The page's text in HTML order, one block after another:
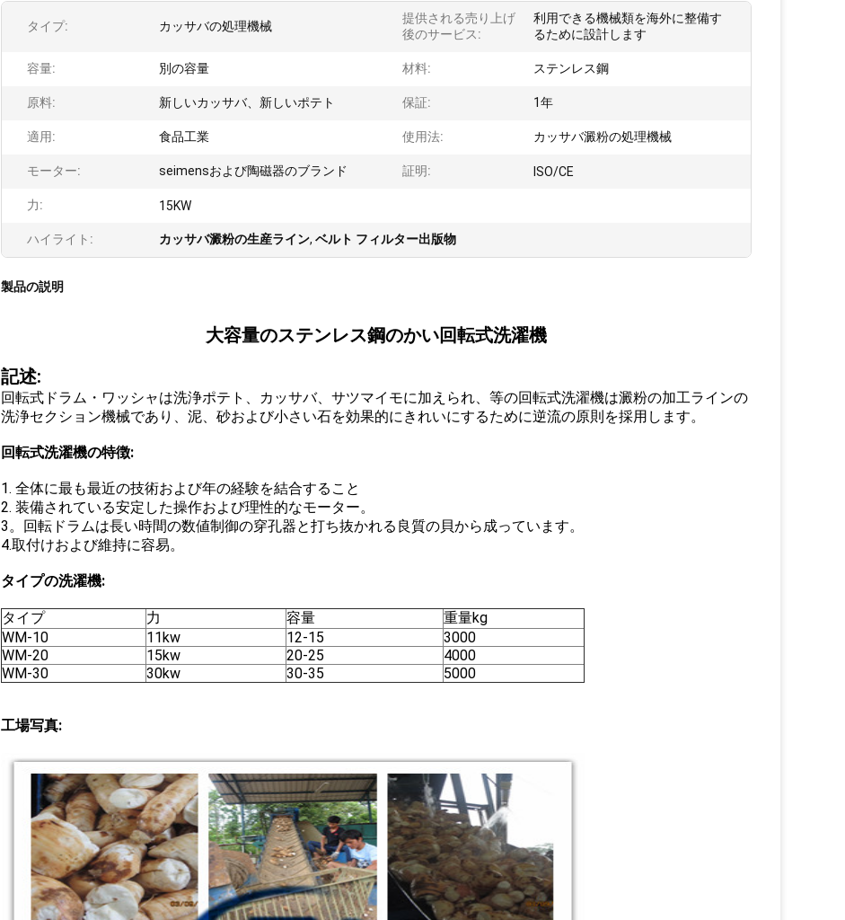
タイプ: カッサバの処理機械
提供される売り上げ
後のサービス:
利用できる機械類を海外に整備す
るために設計します
容量: 別の容量 材料: ステンレス鋼
原料: 新しいカッサバ、新しいポテト 保証: 1年
適用: 食品工業 使用法: カッサバ澱粉の処理機械
モーター: seimensおよび陶磁器のブランド 証明: ISO/CE
力: 15KW
ハイライト: カッサバ澱粉の生産ライン, ベルト フィルター出版物
製品の説明
大容量のステンレス鋼のかい回転式洗濯機
記述:
回転式ドラム・ワッシャは洗浄ポテト、カッサバ、サツマイモに加えられ、等の回転式洗濯機は澱粉の加工ラインの
洗浄セクション機械であり、泥、砂および小さい石を効果的にきれいにするために逆流の原則を採用します。
回転式洗濯機の特徴:
1. 全体に最も最近の技術および年の経験を結合すること
2. 装備されている安定した操作および理性的なモーター。
3。回転ドラムは長い時間の数値制御の穿孔器と打ち抜かれる良質の貝から成っています。
4.取付けおよび維持に容易。
タイプの洗濯機:
タイプ 力 容量
重量kg
WM-10
11kw 12-15
3000
WM-20
15kw 20-25
4000
WM-30
30kw 30-35 5000
工場写真: